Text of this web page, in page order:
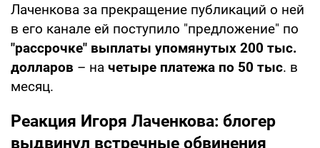
Лаченкова за прекращение публикаций о ней
в его канале ей поступило "предложение" по
"рассрочке" выплаты упомянутых 200 тыс.
долларов – на четыре платежа по 50 тыс. в
месяц.
Реакция Игоря Лаченкова: блогер
выдвинул встречные обвинения